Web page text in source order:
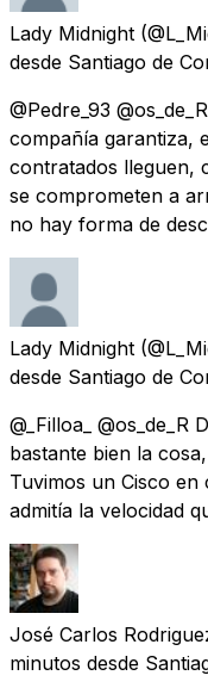
Lady Midnight
desde Santiago de
@Pedre_93
compañía garantiza,
contratados lleguen,
se comprometen a
no hay forma de
Lady Midnight
desde Santiago de
@_Filloa_
bastante bien la
Tuvimos un Cisco
admitía la velocidad
José Carlos
minutos desde